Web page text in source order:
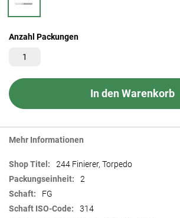
Anzahl Packungen
In den Warenkorb
Mehr Informationen
Mehr
Informationen
244 Finierer, Torpedo
2
FG
314